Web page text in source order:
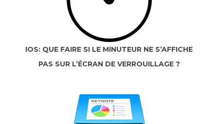
IOS: QUE FAIRE SI LE MINUTEUR NE S’AFFICHE
PAS SUR L’ÉCRAN DE VERROUILLAGE ?